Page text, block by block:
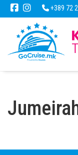
+389 72